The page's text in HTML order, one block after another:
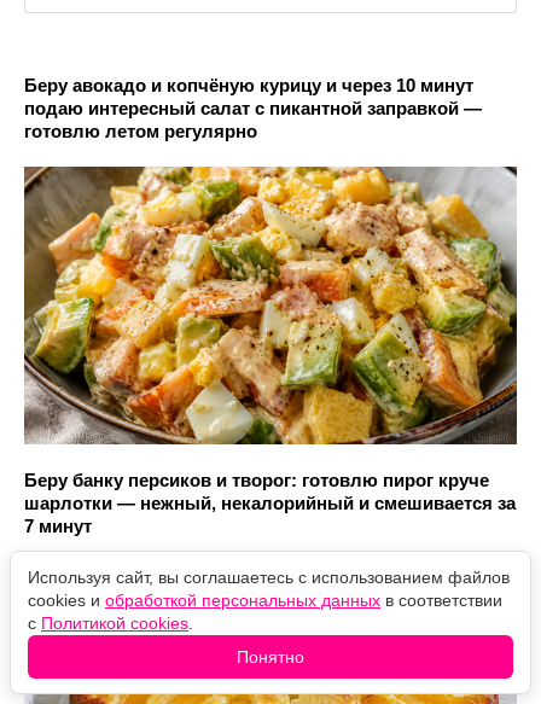
Беру авокадо и копчёную курицу и через 10 минут
подаю интересный салат с пикантной заправкой —
готовлю летом регулярно
Беру банку персиков и творог: готовлю пирог круче
шарлотки — нежный, некалорийный и смешивается за
7 минут
Используя сайт, вы соглашаетесь с использованием файлов
cookies и обработкой персональных данных в соответствии
с Политикой cookies
Понятно